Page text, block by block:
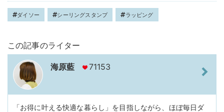
ダイソー シーリングスタンプ ラッピング
この記事のライター
海原藍 71153
「お得に叶える快適な暮らし」を目指しながら、ほぼ毎日ダ